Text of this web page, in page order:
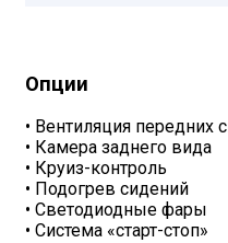
Опции
• Вентиляция передних
• Камера заднего вида
• Круиз-контроль
• Подогрев сидений
• Светодиодные фары
• Система «старт-стоп»